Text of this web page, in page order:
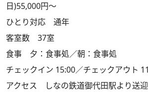
日)55,000円～
ひとり対応 通年
客室数 37室
食事 夕：食事処／朝：食事処
チェックイン 15:00／チェックアウト
アクセス しなの鉄道御代田駅より送